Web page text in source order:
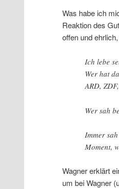
Was habe ich
Reaktion des
offen und
Ich lebe
Wer hat
ARD,
Wer sah
Immer
Moment,
Wagner erklärt
um bei Wagner